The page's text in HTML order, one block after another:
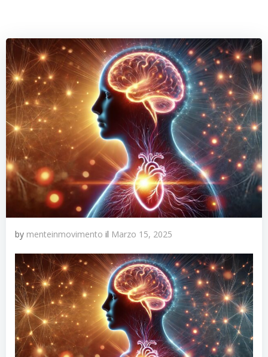
by menteinmovimento il Marzo 15, 2025